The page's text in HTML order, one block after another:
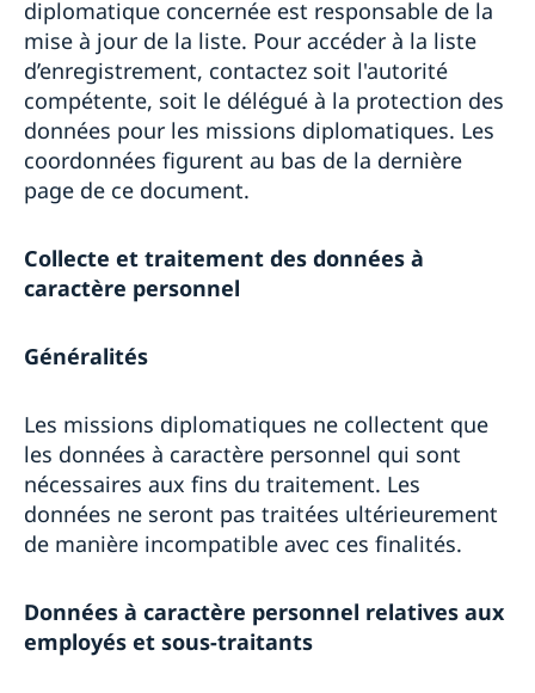
diplomatique concernée est responsable de la
mise à jour de la liste. Pour accéder à la liste
d’enregistrement, contactez soit l'autorité
compétente, soit le délégué à la protection des
données pour les missions diplomatiques. Les
coordonnées figurent au bas de la dernière
page de ce document.
Collecte et traitement des données à
caractère personnel
Généralités
Les missions diplomatiques ne collectent que
les données à caractère personnel qui sont
nécessaires aux fins du traitement. Les
données ne seront pas traitées ultérieurement
de manière incompatible avec ces finalités.
Données à caractère personnel relatives aux
employés et sous-traitants